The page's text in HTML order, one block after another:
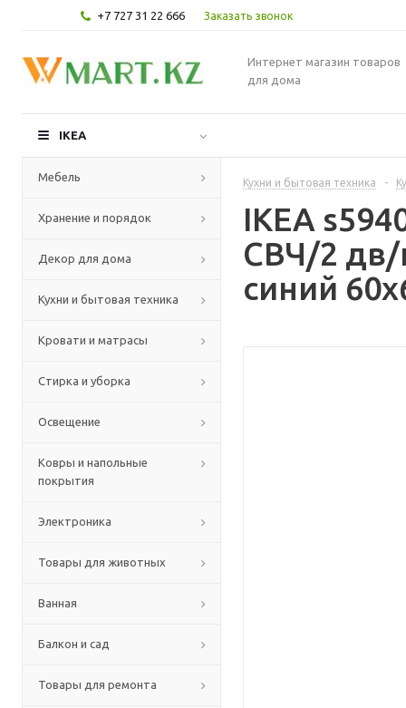
+7 727 31 22 666 Заказать звонок
Интернет магазин товаров
для дома
IKEA
Мебель
Хранение и порядок
Декор для дома
Кухни и бытовая техника
Кровати и матрасы
Стирка и уборка
Освещение
Ковры и напольные
покрытия
Электроника
Товары для животных
Ванная
Балкон и сад
Товары для ремонта
Кухни и бытовая техника -
IKEA
СВЧ/2 дв/
синий